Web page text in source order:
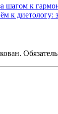
шагом к
к диетологу: